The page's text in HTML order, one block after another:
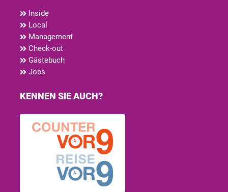
Inside
Local
Management
Check-out
Gästebuch
Jobs
KENNEN SIE AUCH?